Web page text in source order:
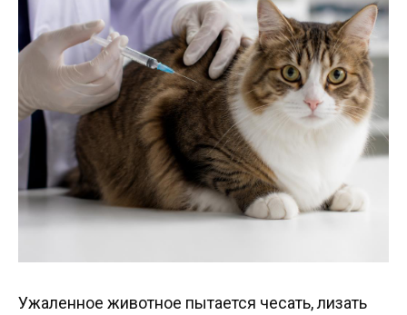
Ужаленное животное пытается чесать, лизать